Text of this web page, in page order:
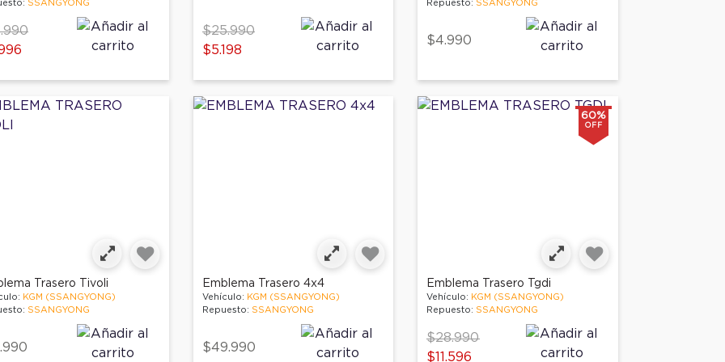
SSANGYONG
reduced from
to
Price reduced from
$25.990to
$5.198
Repuesto: SSANGYONG
$4.990
Trasero Tivoli
KGM (SSANGYONG)
SSANGYONG
Emblema Trasero 4x4
Vehículo: KGM (SSANGYONG)
Repuesto: SSANGYONG
$49.990
60%
OFF
Emblema Trasero Tgdi
Vehículo: KGM (SSANGYONG)
Repuesto: SSANGYONG
Price reduced from
$28.990to
$11.596